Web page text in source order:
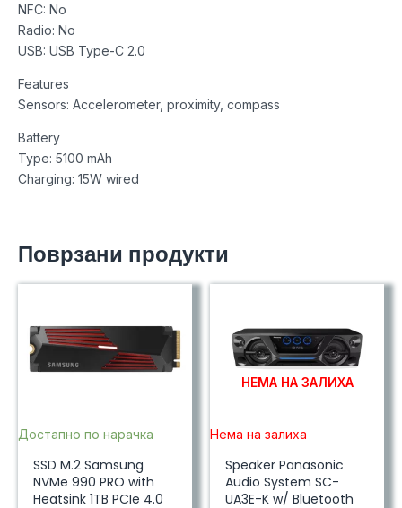
NFC: No
Radio: No
USB: USB Type-C 2.0
Features
Sensors: Accelerometer, proximity, compass
Battery
Type: 5100 mAh
Charging: 15W wired
Поврзани продукти
Достапно по нарачка
SSD M.2 Samsung
NVMe 990 PRO with
Heatsink 1TB PCIe 4.0
НЕМА НА ЗАЛИХА
Нема на залиха
Speaker Panasonic
Audio System SC-
UA3E-K w/ Bluetooth